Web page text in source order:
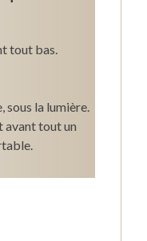
tout bas.
sous la lumière.
avant tout un